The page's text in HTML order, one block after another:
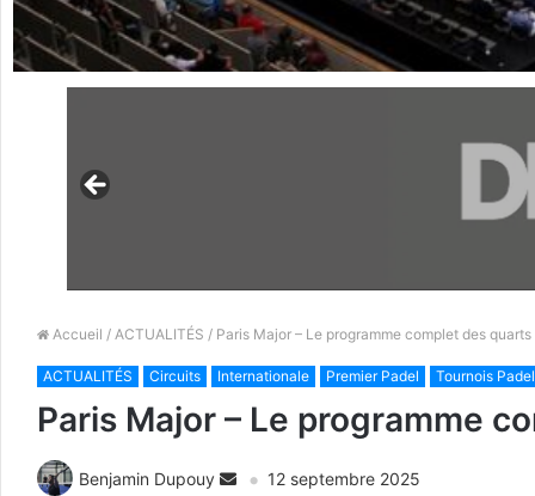
Accueil / ACTUALITÉS / Paris Major – Le programme complet des
ACTUALITÉS Circuits Internationale Premier Padel Tournois Padel
Paris Major – Le programme
Benjamin Dupouy 12 septembre 2025